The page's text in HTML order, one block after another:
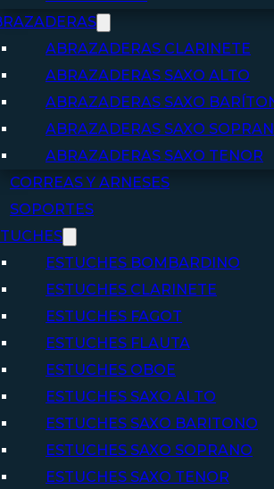
ABRAZADERAS CLARINETE
ABRAZADERAS SAXO ALTO
ABRAZADERAS SAXO
ABRAZADERAS SAXO
ABRAZADERAS SAXO TENOR
CORREAS Y ARNESES
SOPORTES
ESTUCHES BOMBARDINO
ESTUCHES CLARINETE
ESTUCHES FAGOT
ESTUCHES FLAUTA
ESTUCHES OBOE
ESTUCHES SAXO ALTO
ESTUCHES SAXO BARITONO
ESTUCHES SAXO SOPRANO
ESTUCHES SAXO TENOR